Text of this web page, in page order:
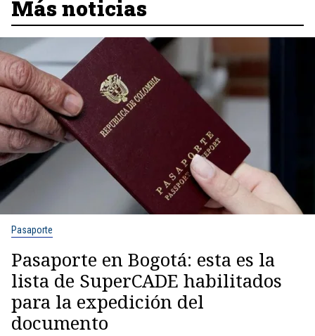
Más noticias
Pasaporte
Pasaporte en Bogotá: esta es la
lista de SuperCADE habilitados
para la expedición del
documento